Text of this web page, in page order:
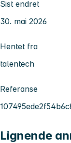
Sist endret
30. mai 2026
Hentet fra
talentech
Referanse
Lignende